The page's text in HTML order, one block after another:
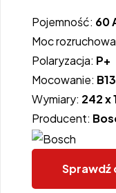
Pojemność: 60
Moc
Polaryzacja: P+
Mocowanie: B13
Wymiary: 242 x
Producent:
Sprawdź